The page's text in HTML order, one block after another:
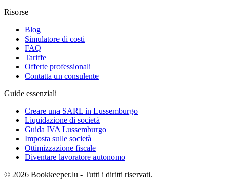
Risorse
Blog
Simulatore di costi
FAQ
Tariffe
Offerte professionali
Contatta un consulente
Guide essenziali
Creare una SARL in Lussemburgo
Liquidazione di società
Guida IVA Lussemburgo
Imposta sulle società
Ottimizzazione fiscale
Diventare lavoratore autonomo
© 2026 Bookkeeper.lu - Tutti i diritti riservati.